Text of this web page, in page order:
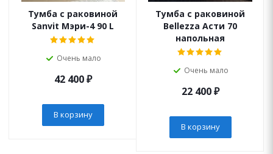
Тумба с раковиной
Sanvit Мэри-4 90 L
Очень мало
42 400₽
В корзину
Тумба с раковиной
Bellezza Асти 70
напольная
Очень мало
22 400₽
В корзину